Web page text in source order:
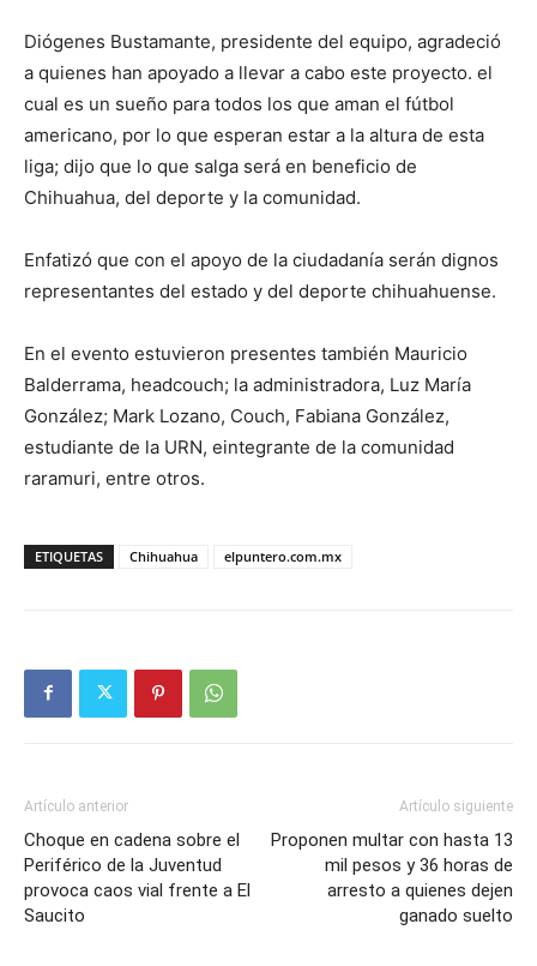
Diógenes Bustamante, presidente del equipo, agradeció
a quienes han apoyado a llevar a cabo este proyecto. el
cual es un sueño para todos los que aman el fútbol
americano, por lo que esperan estar a la altura de esta
liga; dijo que lo que salga será en beneficio de
Chihuahua, del deporte y la comunidad.
Enfatizó que con el apoyo de la ciudadanía serán dignos
representantes del estado y del deporte chihuahuense.
En el evento estuvieron presentes también Mauricio
Balderrama, headcouch; la administradora, Luz María
González; Mark Lozano, Couch, Fabiana González,
estudiante de la URN, eintegrante de la comunidad
raramuri, entre otros.
ETIQUETAS Chihuahua elpuntero.com.mx
Artículo anterior
Choque en cadena sobre el
Periférico de la Juventud
provoca caos vial frente a El
Saucito
Artículo siguiente
Proponen multar con hasta 13
mil pesos y 36 horas de
arresto a quienes dejen
ganado suelto